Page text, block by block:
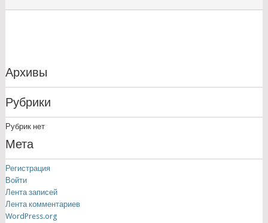
Архивы
Рубрики
Рубрик нет
Мета
Регистрация
Войти
Лента записей
Лента комментариев
WordPress.org